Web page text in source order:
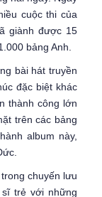
cuộc thi của
giành được 15
bảng Anh.
bài hát truyền
đặc biệt khác
thành công lớn
trên các bảng
album này,
chuyến lưu
trẻ với những